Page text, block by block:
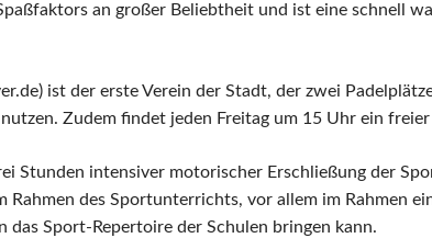
an großer Beliebtheit und ist eine schnell
ist der erste Verein der Stadt, der zwei
Zudem findet jeden Freitag um 15 Uhr ein
Stunden intensiver motorischer Erschließung der
Rahmen des Sportunterrichts, vor allem im Rahmen
das Sport-Repertoire der Schulen bringen kann.